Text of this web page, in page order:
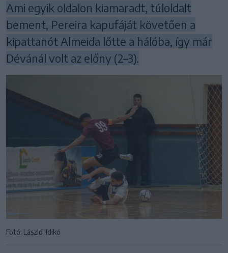
Ami egyik oldalon kiamaradt, túloldalt
bement, Pereira kapufáját követően a
kipattanót Almeida lőtte a hálóba, így már
Dévánál volt az előny (2–3).
Fotó: László Ildikó